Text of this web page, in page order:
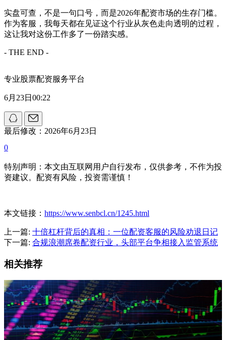
实盘可查，不是一句口号，而是2026年配资市场的生存门槛。
作为客服，我每天都在见证这个行业从灰色走向透明的过程，
这让我对这份工作多了一份踏实感。
- THE END -
专业股票配资服务平台
6月23日00:22
最后修改：2026年6月23日
0
特别声明：本文由互联网用户自行发布，仅供参考，不作为投
资建议。配资有风险，投资需谨慎！
本文链接： https://www.senbcl.cn/1245.html
上一篇: 十倍杠杆背后的真相：一位配资客服的风险劝退日记
下一篇: 合规浪潮席卷配资行业，头部平台争相接入监管系统
相关推荐